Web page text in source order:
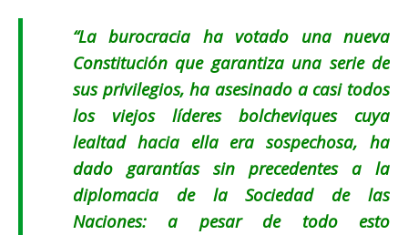
“La burocracia ha votado una nueva
Constitución que garantiza una serie de
sus privilegios, ha asesinado a casi todos
los viejos líderes bolcheviques cuya
lealtad hacia ella era sospechosa, ha
dado garantías sin precedentes a la
diplomacia de la Sociedad de las
Naciones: a pesar de todo esto